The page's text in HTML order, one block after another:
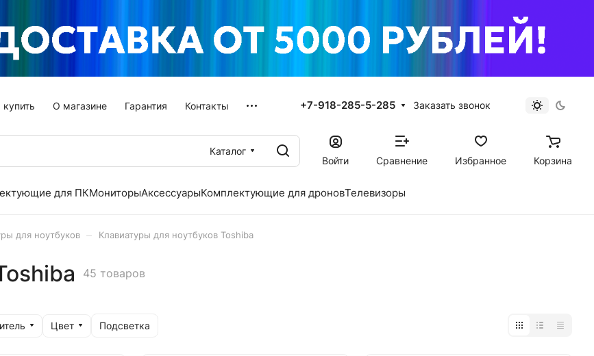
купить О магазине Гарантия Контакты +7-918-285-5-285 Заказать звонок
Каталог
Войти
Сравнение Избранное Корзина
для ПКМониторыАксессуарыКомплектующие для дроновТелевизоры
для ноутбуков Клавиатуры для ноутбуков Toshiba
45 товаров
Цвет Подсветка